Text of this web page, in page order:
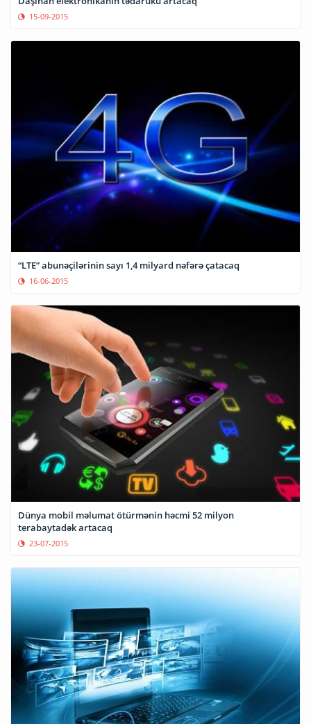
15-09-2015
“LTE” abunəçilərinin sayı 1,4 milyard nəfərə çatacaq
16-06-2015
Dünya mobil məlumat ötürmənin həcmi 52 milyon
terabaytadək artacaq
23-07-2015